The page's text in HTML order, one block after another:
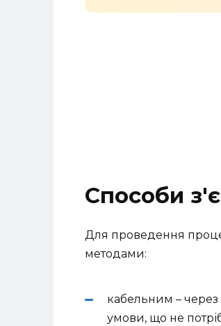
Способи
Для проведення
методами:
кабельним –
умови, що не